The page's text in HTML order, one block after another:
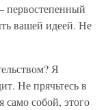
первостепенный
вашей идеей. Не
Я
Не прячьтесь в
само собой, этого